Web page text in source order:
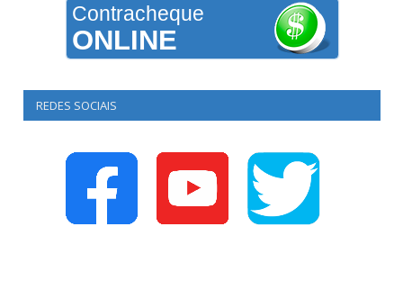
Contracheque
ONLINE
REDES SOCIAIS